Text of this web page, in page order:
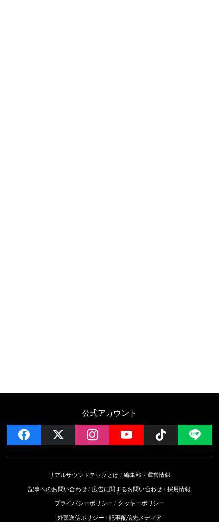
公式アカウント
facebook instagramYouTube Follow
リアルサウンドテックとは
編集部・運営情報
記事へのお問い合わせ
広告に関するお問い合わせ 採用情報
プライバシーポリシー
クッキーポリシー
外部送信ポリシー
記事配信先メディア